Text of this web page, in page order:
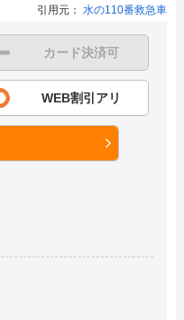
引用元： 水の110番救急車
カード決済可
WEB割引アリ